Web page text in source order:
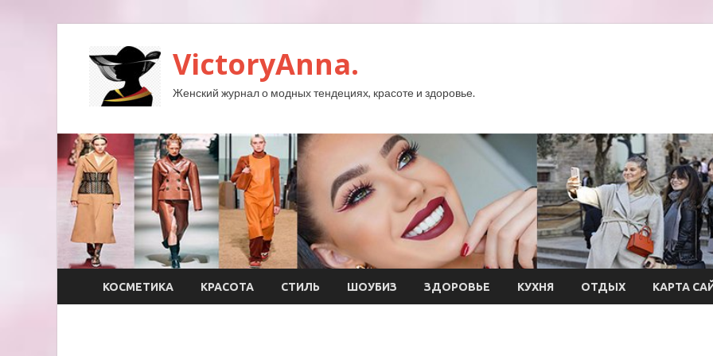
VictoryAnna.
Женский журнал о модных тендециях, красоте и здоровье.
КОСМЕТИКА КРАСОТА СТИЛЬ ШОУБИЗ ЗДОРОВЬЕ КУХНЯ ОТДЫХ КАРТА